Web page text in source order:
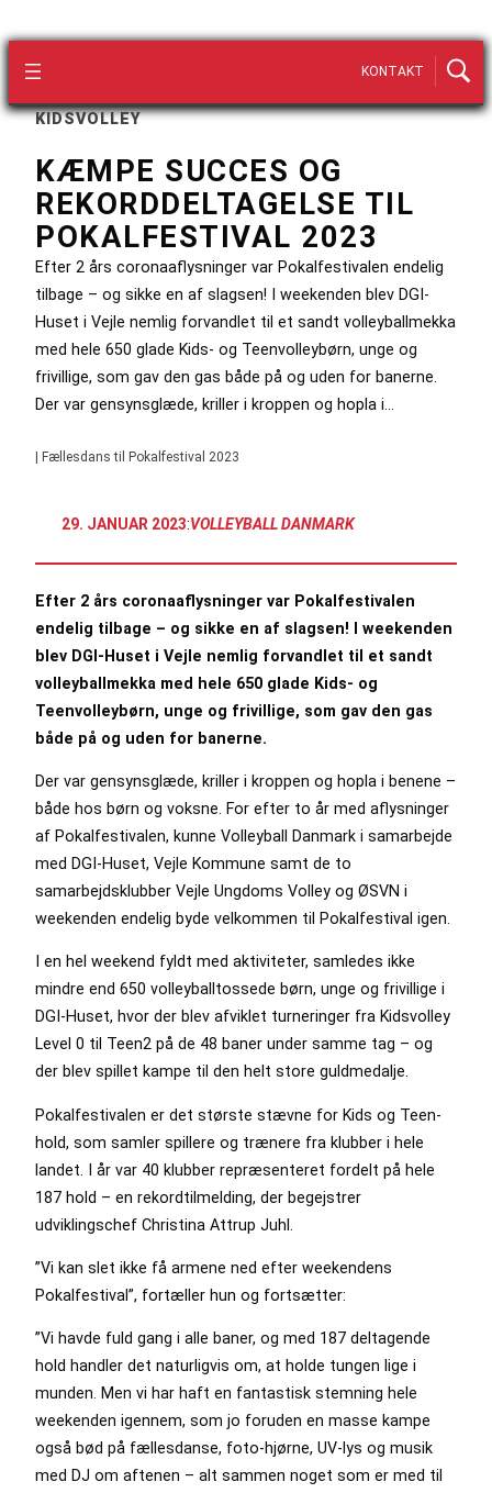
KONTAKT
KIDSVOLLEY
KÆMPE SUCCES OG
REKORDDELTAGELSE TIL
POKALFESTIVAL 2023
Efter 2 års coronaaflysninger var Pokalfestivalen endelig
tilbage – og sikke en af slagsen! I weekenden blev DGI-
Huset i Vejle nemlig forvandlet til et sandt volleyballmekka
med hele 650 glade Kids- og Teenvolleybørn, unge og
frivillige, som gav den gas både på og uden for banerne.
Der var gensynsglæde, kriller i kroppen og hopla i…
| Fællesdans til Pokalfestival 2023
29. JANUAR 2023:VOLLEYBALL DANMARK
Efter 2 års coronaaflysninger var Pokalfestivalen
endelig tilbage – og sikke en af slagsen! I weekenden
blev DGI-Huset i Vejle nemlig forvandlet til et sandt
volleyballmekka med hele 650 glade Kids- og
Teenvolleybørn, unge og frivillige, som gav den gas
både på og uden for banerne.
Der var gensynsglæde, kriller i kroppen og hopla i benene –
både hos børn og voksne. For efter to år med aflysninger
af Pokalfestivalen, kunne Volleyball Danmark i samarbejde
med DGI-Huset, Vejle Kommune samt de to
samarbejdsklubber Vejle Ungdoms Volley og ØSVN i
weekenden endelig byde velkommen til Pokalfestival igen.
I en hel weekend fyldt med aktiviteter, samledes ikke
mindre end 650 volleyballtossede børn, unge og frivillige i
DGI-Huset, hvor der blev afviklet turneringer fra Kidsvolley
Level 0 til Teen2 på de 48 baner under samme tag – og
der blev spillet kampe til den helt store guldmedalje.
Pokalfestivalen er det største stævne for Kids og Teen-
hold, som samler spillere og trænere fra klubber i hele
landet. I år var 40 klubber repræsenteret fordelt på hele
187 hold – en rekordtilmelding, der begejstrer
udviklingschef Christina Attrup Juhl.
”Vi kan slet ikke få armene ned efter weekendens
Pokalfestival”, fortæller hun og fortsætter:
”Vi havde fuld gang i alle baner, og med 187 deltagende
hold handler det naturligvis om, at holde tungen lige i
munden. Men vi har haft en fantastisk stemning hele
weekenden igennem, som jo foruden en masse kampe
også bød på fællesdanse, foto-hjørne, UV-lys og musik
med DJ om aftenen – alt sammen noget som er med til